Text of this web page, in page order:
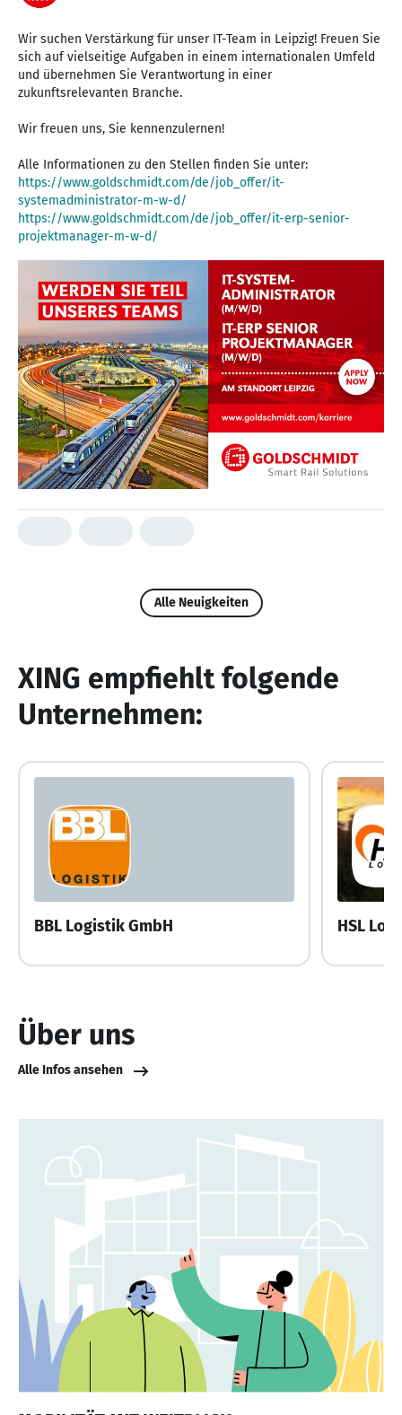
Wir suchen Verstärkung für unser IT-Team in Leipzig! Freuen Sie
sich auf vielseitige Aufgaben in einem internationalen Umfeld
und übernehmen Sie Verantwortung in einer
zukunftsrelevanten Branche.
Wir freuen uns, Sie kennenzulernen!
Alle Informationen zu den Stellen finden Sie unter:
https://www.goldschmidt.com/de/job_offer/it-
systemadministrator-m-w-d/
https://www.goldschmidt.com/de/job_offer/it-erp-senior-
projektmanager-m-w-d/
Alle Neuigkeiten
XING empfiehlt folgende
Unternehmen:
BBL Logistik GmbH HSL
Über uns
Alle Infos ansehen